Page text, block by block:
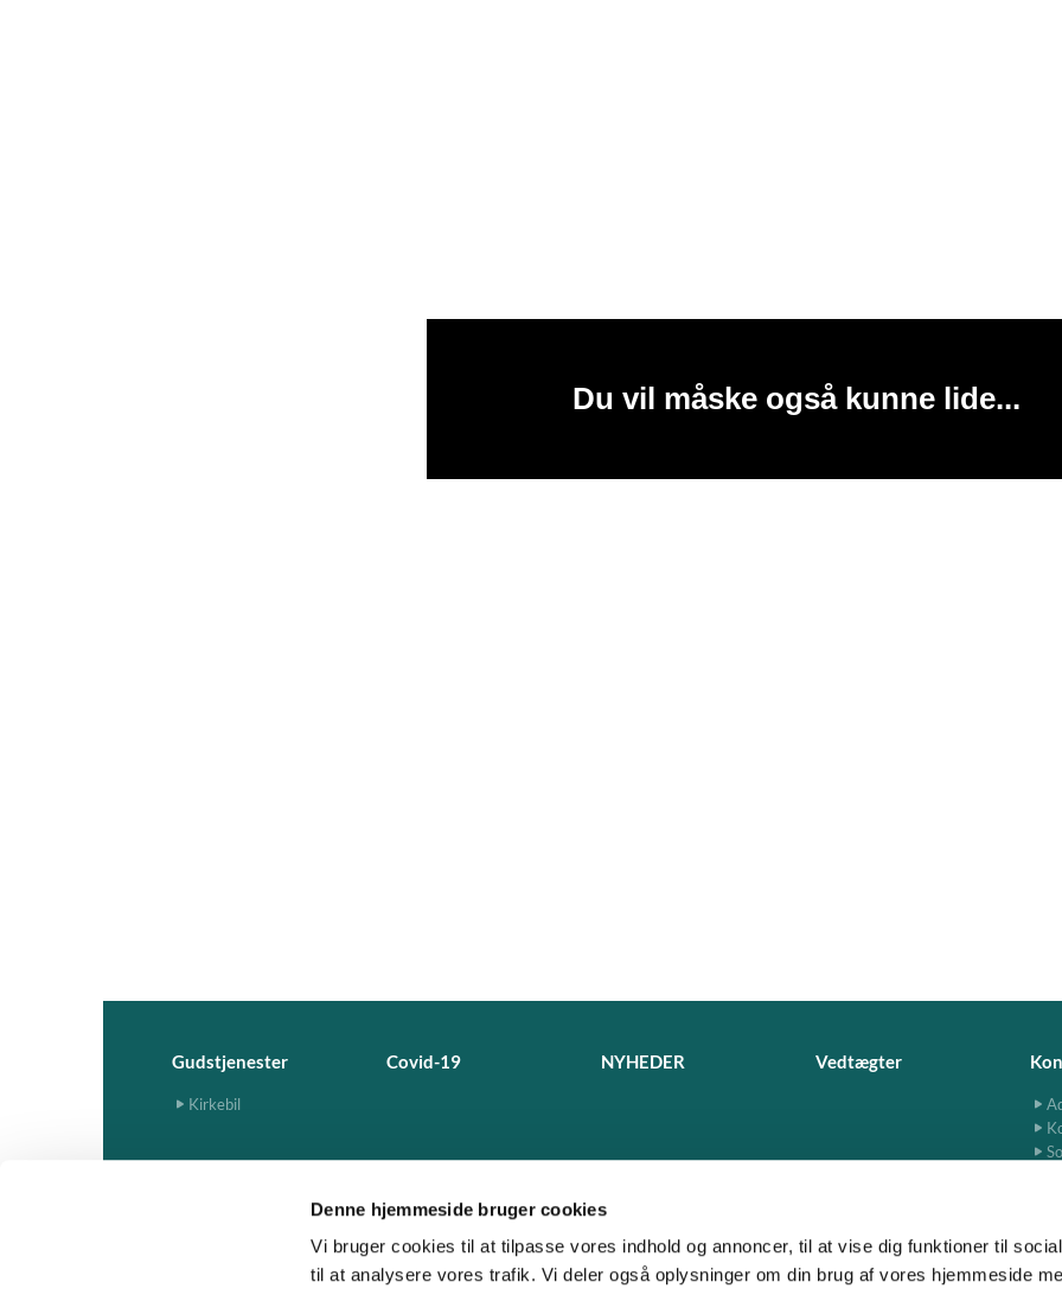
Denne hjemmeside bruger cookies
Vi bruger cookies til at tilpasse vores indhold og annoncer, til at vise dig funktioner til
til at analysere vores trafik. Vi deler også oplysninger om din brug af vores hjemmeside
Du vil måske også kunne lide...
Gudstjenester
Kirkebil
Covid-19 NYHEDER Vedtægter
www.jersie-skensved.dk · Ndr. Byvej 13, 2680 Solrød